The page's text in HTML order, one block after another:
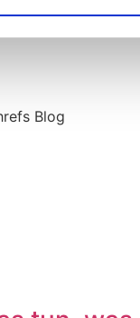
Schritt in
Blog